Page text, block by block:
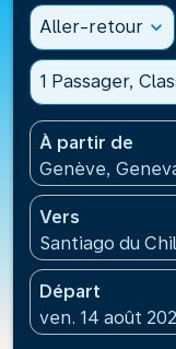
Aller-retour expand_more
1 Passager,
À partir de
Genève,
Vers
Santiago du
Départ
fc-booking-
ven. 14 août